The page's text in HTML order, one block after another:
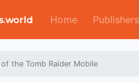
Home Publishers
of the Tomb Raider Mobile